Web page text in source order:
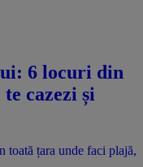
6 locuri din
cazezi și